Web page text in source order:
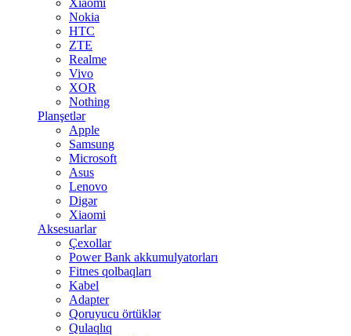
Xiaomi
Nokia
HTC
ZTE
Realme
Vivo
XOR
Nothing
Planşetlər
Apple
Samsung
Microsoft
Asus
Lenovo
Digər
Xiaomi
Aksesuarlar
Çexollar
Power Bank akkumulyatorları
Fitnes qolbaqları
Kabel
Adapter
Qoruyucu örtüklər
Qulaqlıq